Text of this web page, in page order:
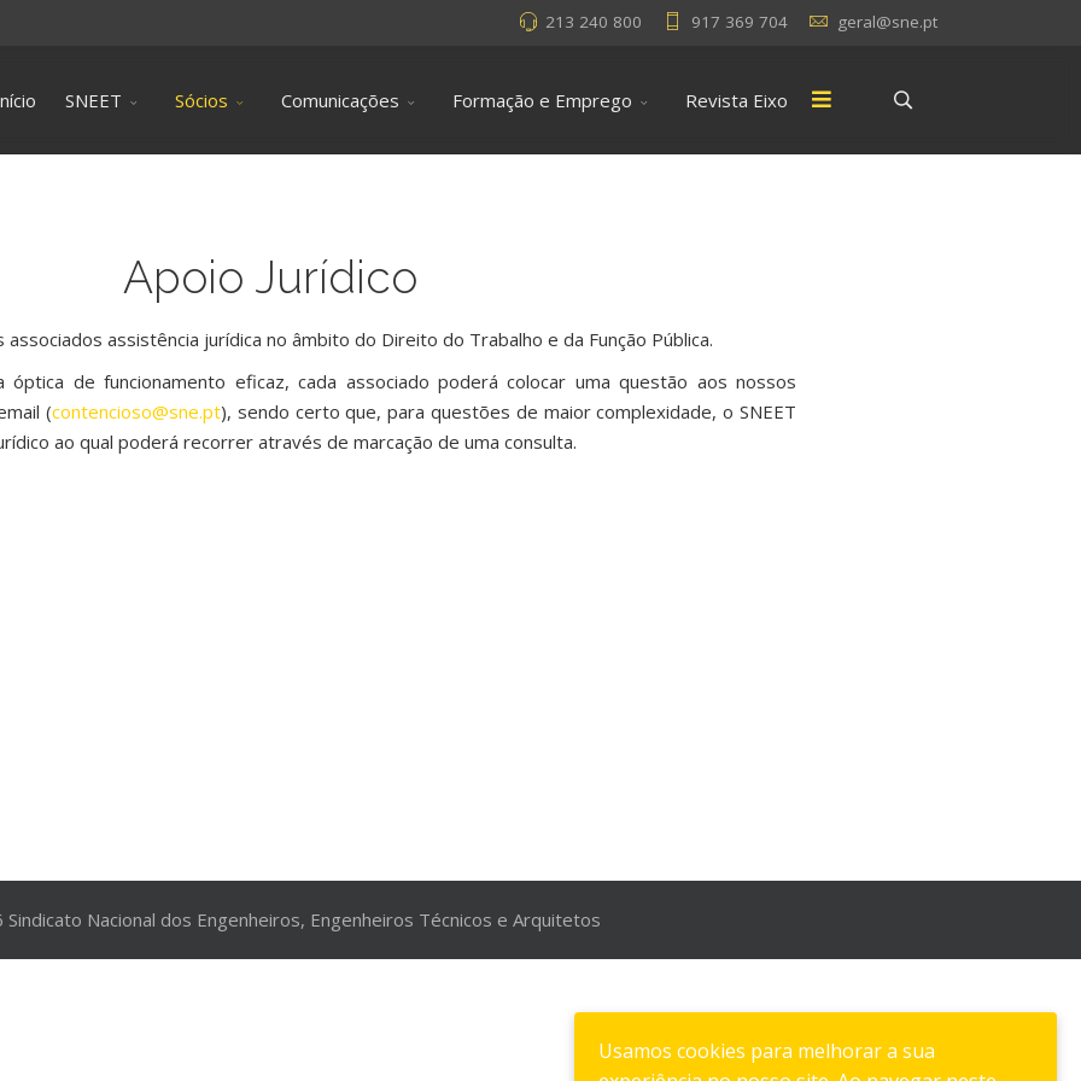
213 240 800 917 369 704 geral@sne.pt
SNEET Sócios Comunicações Formação e Emprego Revista Eixo
Apoio Jurídico
associados assistência jurídica no âmbito do Direito do Trabalho e da Função Pública.
de funcionamento eficaz, cada associado poderá colocar uma questão aos nossos
(contencioso@sne.pt), sendo certo que, para questões de maior complexidade, o SNEET
ao qual poderá recorrer através de marcação de uma consulta.
Nacional dos Engenheiros, Engenheiros Técnicos e Arquitetos
Usamos cookies para melhorar a sua